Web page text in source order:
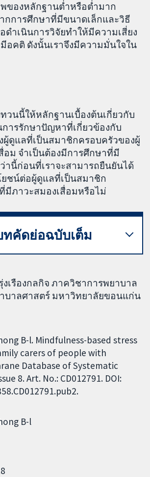
ของหลักฐานต่ำหรือต่ำมาก
กการศึกษาที่มีขนาดเล็กและวิธี
ดำเนินการวิจัยทำให้มีความเสี่ยง
อคติ ดังนั้นเราจึงมีความมั่นใจใน
วนนี้ให้หลักฐานเบื้องต้นเกี่ยวกับ
การรักษาปัญหาที่เกี่ยวข้องกับ
ผู้ดูแลที่เป็นสมาชิกครอบครัวของผู้
อม จำเป็นต้องมีการศึกษาที่มี
นี้ก่อนที่เราจะสามารถยืนยันได้
ยชน์ต่อผู้ดูแลที่เป็นสมาชิก
มีภาวะสมองเสื่อมหรือไม่
ทคัดย่อฉบับเต็ม
เรืองกลกิจ ภาควิชาการพยาบาล
บาลศาสตร์ มหาวิทยาลัยขอนแก่น
B-l. Mindfulness-based stress
carers of people with
Database of Systematic
8. Art. No.: CD012791. DOI:
B-l